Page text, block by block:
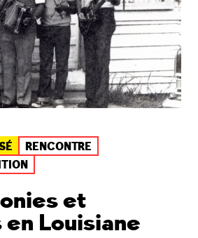
RENCONTRE
et
Louisiane